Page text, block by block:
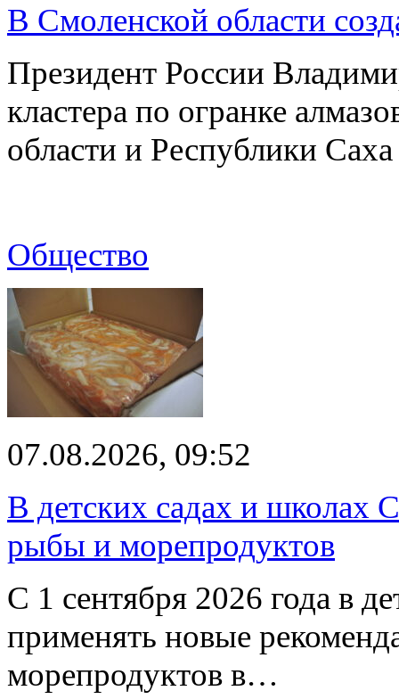
В Смоленской области
Президент России
кластера по огранке
области и Республики
Общество
07.08.2026, 09:52
В детских садах и школах
рыбы и морепродуктов
С 1 сентября 2026 года в
применять новые
морепродуктов в…